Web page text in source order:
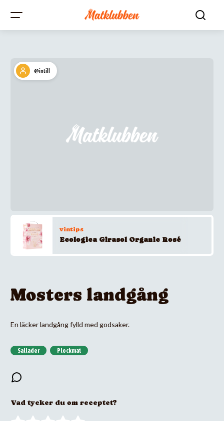
@intill
vintips
Ecologica Girasol Organic Rosé
Mosters landgång
En läcker landgång fylld med godsaker.
Sallader Plockmat
Vad tycker du om receptet?